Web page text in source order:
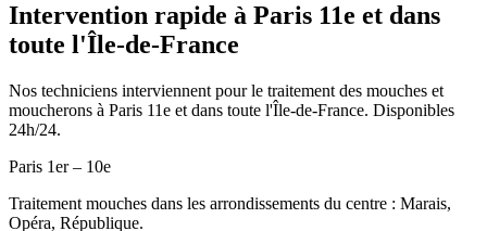
Intervention rapide à Paris 11e et dans
toute l'Île-de-France
Nos techniciens interviennent pour le traitement des mouches et
moucherons à Paris 11e et dans toute l'Île-de-France. Disponibles
24h/24.
Paris 1er – 10e
Traitement mouches dans les arrondissements du centre : Marais,
Opéra, République.